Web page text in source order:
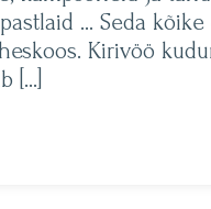
… Seda kõike
Kirivöö
[…]